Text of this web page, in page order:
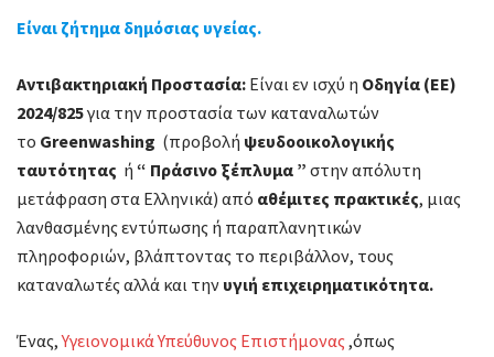
Είναι ζήτημα δημόσιας υγείας.
Αντιβακτηριακή Προστασία: Είναι εν ισχύ η Οδηγία (ΕΕ)
2024/825για την προστασία των καταναλωτών
το Greenwashing (προβολή ψευδοοικολογικής
ταυτότητας ή “ Πράσινο ξέπλυμα ” στην απόλυτη
μετάφραση στα Ελληνικά) από αθέμιτες πρακτικές, μιας
λανθασμένης εντύπωσης ή παραπλανητικών
πληροφοριών, βλάπτοντας το περιβάλλον, τους
καταναλωτές αλλά και την υγιή επιχειρηματικότητα.
Ένας,Υγειονομικά Υπεύθυνος Επιστήμονας ,όπως